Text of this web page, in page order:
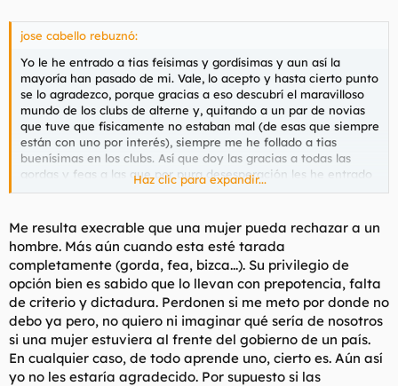
jose cabello rebuznó:
Yo le he entrado a tias feísimas y gordísimas y aun así la
mayoría han pasado de mi. Vale, lo acepto y hasta cierto punto
se lo agradezco, porque gracias a eso descubrí el maravilloso
mundo de los clubs de alterne y, quitando a un par de novias
que tuve que físicamente no estaban mal (de esas que siempre
están con uno por interés), siempre me he follado a tias
buenísimas en los clubs. Así que doy las gracias a todas las
gordas y feas a las que por pura desesperación les he entrado
por mandarme a la mierda (si, leteralmente me han llegado a
tengo pesadillas con esos seres que son mitad monstruos y
mitad mujeres.
Haz clic para expandir...
Me resulta execrable que una mujer pueda rechazar a un
hombre. Más aún cuando esta esté tarada
completamente (gorda, fea, bizca...). Su privilegio de
opción bien es sabido que lo llevan con prepotencia, falta
de criterio y dictadura. Perdonen si me meto por donde no
debo ya pero, no quiero ni imaginar qué sería de nosotros
si una mujer estuviera al frente del gobierno de un país.
En cualquier caso, de todo aprende uno, cierto es. Aún así
yo no les estaría agradecido. Por supuesto si las